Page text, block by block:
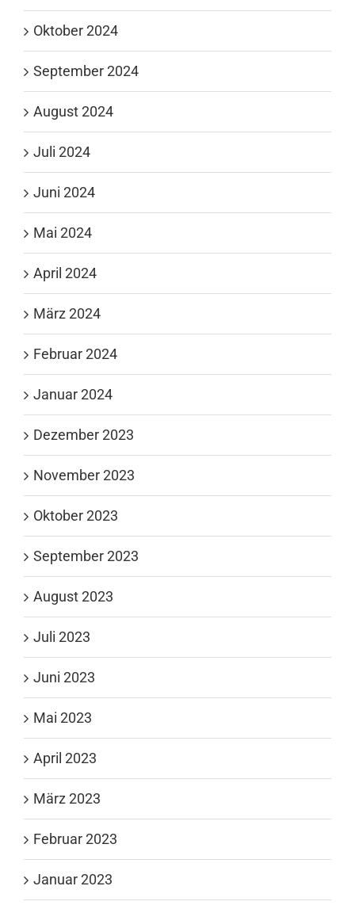
Oktober 2024
September 2024
August 2024
Juli 2024
Juni 2024
Mai 2024
April 2024
März 2024
Februar 2024
Januar 2024
Dezember 2023
November 2023
Oktober 2023
September 2023
August 2023
Juli 2023
Juni 2023
Mai 2023
April 2023
März 2023
Februar 2023
Januar 2023